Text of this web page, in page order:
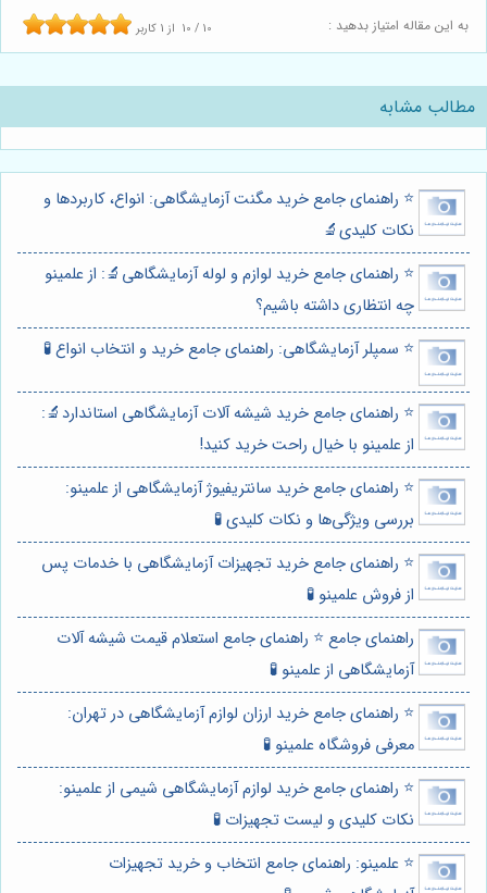
به این مقاله امتیاز بدهید : 10 / 10 از 1 کاربر
مطالب مشابه
⭐️ راهنمای جامع خرید مگنت آزمایشگاهی: انواع، کاربردها و
نکات کلیدی🔬
⭐️ راهنمای جامع خرید لوازم و لوله آزمایشگاهی🔬: از علمینو
چه انتظاری داشته باشیم؟
⭐️ سمپلر آزمایشگاهی: راهنمای جامع خرید و انتخاب انواع 🧪
⭐️ راهنمای جامع خرید شیشه آلات آزمایشگاهی استاندارد🔬:
از علمینو با خیال راحت خرید کنید!
⭐️ راهنمای جامع خرید سانتریفیوژ آزمایشگاهی از علمینو:
بررسی ویژگی‌ها و نکات کلیدی 🧪
⭐️ راهنمای جامع خرید تجهیزات آزمایشگاهی با خدمات پس
از فروش علمینو 🧪
راهنمای جامع ⭐️ راهنمای جامع استعلام قیمت شیشه آلات
آزمایشگاهی از علمینو 🧪
⭐️ راهنمای جامع خرید ارزان لوازم آزمایشگاهی در تهران:
معرفی فروشگاه علمینو 🧪
⭐️ راهنمای جامع خرید لوازم آزمایشگاهی شیمی از علمینو:
نکات کلیدی و لیست تجهیزات 🧪
⭐️ علمینو: راهنمای جامع انتخاب و خرید تجهیزات